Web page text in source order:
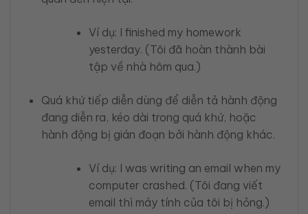
Ví dụ: I finished my homework
yesterday. (Tôi đã hoàn thành bài
tập về nhà hôm qua.)
Quá khứ tiếp diễn dùng để diễn tả hành động
đang diễn ra, kéo dài trong quá khứ, hoặc
hành động bị gián đoạn bởi hành động khác.
Ví dụ: I was writing an email when my
computer crashed. (Tôi đang viết
email thì máy tính của tôi bị hỏng.)